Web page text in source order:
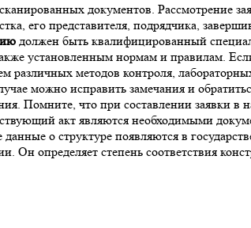
документов. Рассмотрение
его представителя, подрядчика,
должен быть квалифицированный
установленным нормам и правилам.
методов контроля,
можно исправить замечания и
Помните, что при составлении заявки
акт являются необходимыми
о структуре появляются в
Он определяет степень соответствия